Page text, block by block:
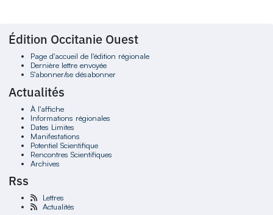
Édition Occitanie Ouest
Page d'accueil de l'édition régionale
Dernière lettre envoyée
S'abonner/se désabonner
Actualités
À l'affiche
Informations régionales
Dates Limites
Manifestations
Potentiel Scientifique
Rencontres Scientifiques
Archives
Rss
Lettres
Actualités